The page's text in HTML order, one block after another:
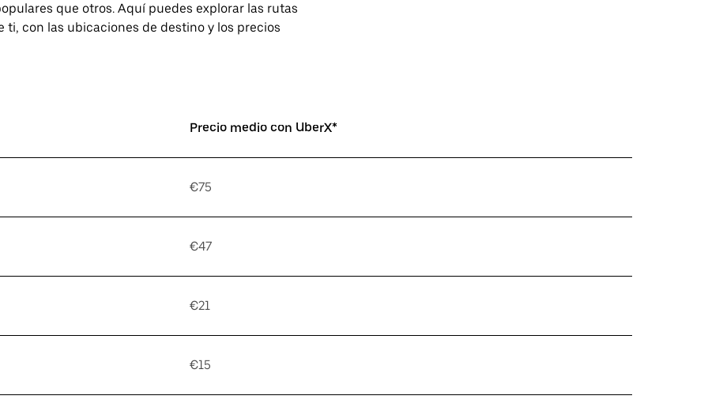
que otros. Aquí puedes explorar las rutas
con las ubicaciones de destino y los precios
Precio medio con UberX*
€75
€47
€21
€15